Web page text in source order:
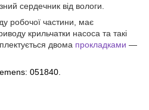
сердечник від вологи.
робочої частини, має
крильчатки насоса та такі
двома прокладками —
051840.